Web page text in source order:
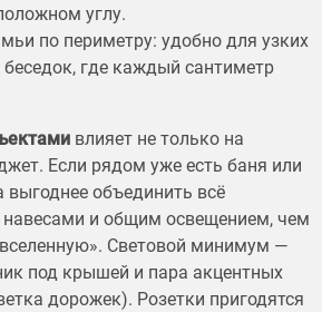
углу.
по периметру: удобно для узких
где каждый сантиметр
влияет не только на
Если рядом уже есть баня или
выгоднее объединить всё
и общим освещением, чем
Световой минимум —
под крышей и пара акцентных
дорожек). Розетки пригодятся